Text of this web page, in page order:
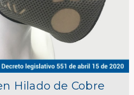
Hilado de Cobre